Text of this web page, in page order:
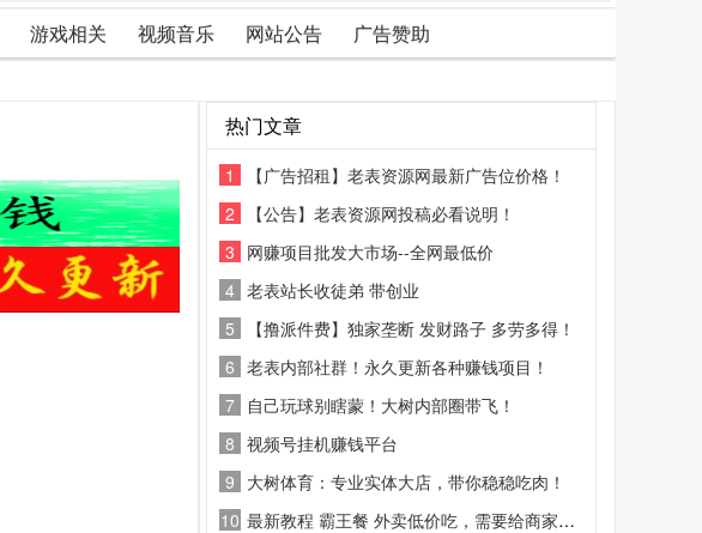
游戏相关 视频音乐 网站公告 广告赞助
热门文章
1
【广告招租】老表资源网最新广告位价格！
2
【公告】老表资源网投稿必看说明！
3 网赚项目批发大市场--全网最低价
4 老表站长收徒弟 带创业
5
【撸派件费】独家垄断 发财路子 多劳多得！
6 老表内部社群！永久更新各种赚钱项目！
7 自己玩球别瞎蒙！大树内部圈带飞！
8 视频号挂机赚钱平台
9 大树体育：专业实体大店，带你稳稳吃肉！
10 最新教程 霸王餐 外卖低价吃，需要给商家好评